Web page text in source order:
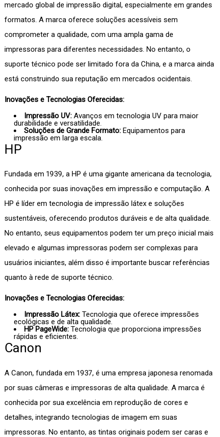
mercado global de impressão digital, especialmente em grandes
formatos. A marca oferece soluções acessíveis sem
comprometer a qualidade, com uma ampla gama de
impressoras para diferentes necessidades. No entanto, o
suporte técnico pode ser limitado fora da China, e a marca ainda
está construindo sua reputação em mercados ocidentais.
Inovações e Tecnologias Oferecidas:
Impressão UV: Avanços em tecnologia UV para maior
durabilidade e versatilidade.
Soluções de Grande Formato: Equipamentos para
impressão em larga escala.
HP
Fundada em 1939, a HP é uma gigante americana da tecnologia,
conhecida por suas inovações em impressão e computação. A
HP é líder em tecnologia de impressão látex e soluções
sustentáveis, oferecendo produtos duráveis e de alta qualidade.
No entanto, seus equipamentos podem ter um preço inicial mais
elevado e algumas impressoras podem ser complexas para
usuários iniciantes, além disso é importante buscar referências
quanto à rede de suporte técnico.
Inovações e Tecnologias Oferecidas:
Impressão Látex: Tecnologia que oferece impressões
ecológicas e de alta qualidade.
HP PageWide: Tecnologia que proporciona impressões
rápidas e eficientes.
Canon
A Canon, fundada em 1937, é uma empresa japonesa renomada
por suas câmeras e impressoras de alta qualidade. A marca é
conhecida por sua excelência em reprodução de cores e
detalhes, integrando tecnologias de imagem em suas
impressoras. No entanto, as tintas originais podem ser caras e